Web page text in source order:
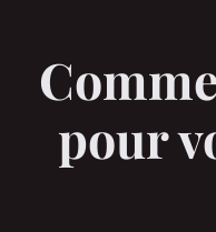
pour